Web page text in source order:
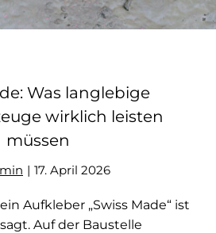
Was langlebige
wirklich leisten
müssen
| 17. April 2026
Aufkleber „Swiss Made“ ist
Auf der Baustelle